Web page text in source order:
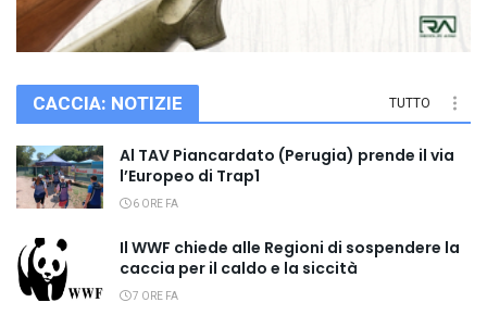
CACCIA: NOTIZIE TUTTO
Al TAV Piancardato (Perugia) prende il via
l’Europeo di Trap1
6 ORE FA
Il WWF chiede alle Regioni di sospendere la
caccia per il caldo e la siccità
7 ORE FA